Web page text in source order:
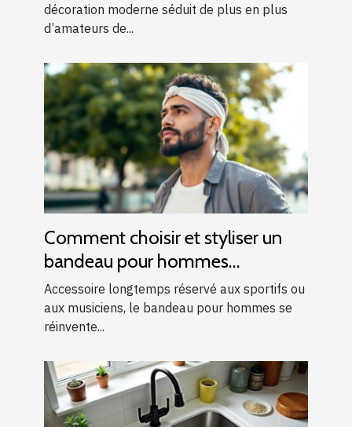
décoration moderne séduit de plus en plus
d’amateurs de...
Comment choisir et styliser un
bandeau pour hommes
modernes ?
Accessoire longtemps réservé aux sportifs ou
aux musiciens, le bandeau pour hommes se
réinvente...